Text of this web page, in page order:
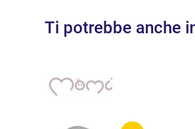
Ti potrebbe anche